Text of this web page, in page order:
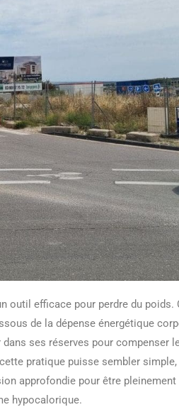
outil efficace pour perdre du poids.
de la dépense énergétique
ses réserves pour compenser
pratique puisse sembler
approfondie pour être pleinement
hypocalorique.